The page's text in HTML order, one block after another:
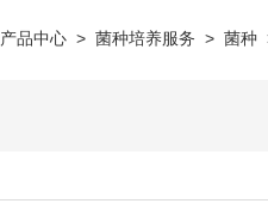
产品中心> 菌种培养服务 > 菌种